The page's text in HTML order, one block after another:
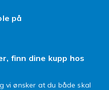
for
er tilgjengelige.
kan du kontakte
de rastløse
på
finn dine kupp hos
vi ønsker at du både skal